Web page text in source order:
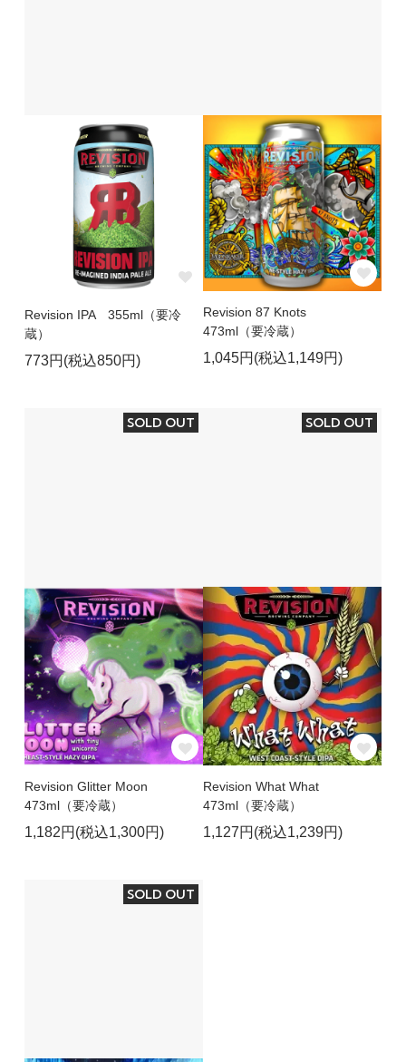
Revision IPA 355ml（要冷
蔵）
773円(税込850円)
Revision 87 Knots
473ml（要冷蔵）
1,045円(税込1,149円)
SOLD OUT
Revision Glitter Moon
473ml（要冷蔵）
1,182円(税込1,300円)
SOLD OUT
Revision What What
473ml（要冷蔵）
1,127円(税込1,239円)
SOLD OUT